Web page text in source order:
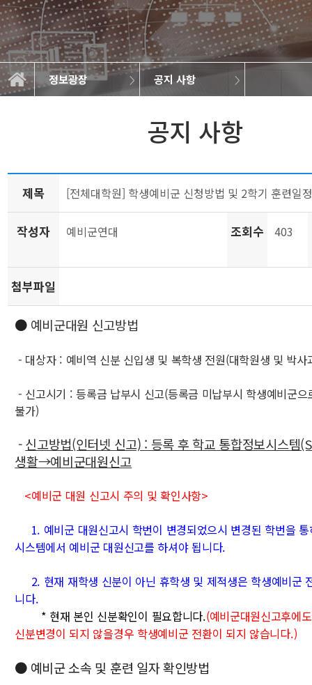
정보광장 공지 사항
대학원소개
교육
학사정보
정보광장
공지 사항
학과 뉴스
특강 및 세미나
최근 논문
원우회
공지 사항
제목 [전체대학원] 학생예비군 신청방법 및 2학기 훈련일
작성자 예비군연대 조회수 403
첨부파일
● 예비군대원 신고방법
- 대상자 : 예비역 신분 신입생 및 복학생 전원(대학원생 및 박사
- 신고시기 : 등록금 납부시 신고(등록금 미납부시 학생예비군으
불가)
-신고방법(인터넷 신고) : 등록 후 학교 통합정보시스
생활→예비군대원신고
<예비군 대원 신고시 주의 및 확인사항>
1. 예비군 대원신고시 학번이 변경되었으시 변경된 학번을 통
시스템에서 예비군 대원신고를 하셔야 됩니다.
2. 현재 재학생 신분이 아닌 휴학생 및 제적생은 학생예비군
니다.
* 현재 본인 신분확인이 필요합니다.(예비군대원신고후에
신분변경이 되지 않을경우 학생예비군 전환이 되지 않습니다.)
●예비군 소속 및 훈련 일자 확인방법